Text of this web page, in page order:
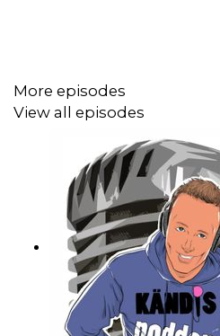
Gäst: Magnus Skogsberg Tear
Telefonnummer till
https://mind.se/hitta-hjalp/
More episodes
View all episodes